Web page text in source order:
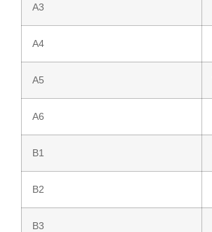
A3
A4
A5
A6
B1
B2
B3